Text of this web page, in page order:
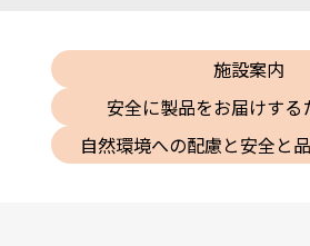
施設案内
安全に製品をお届けする
自然環境への配慮と安全と